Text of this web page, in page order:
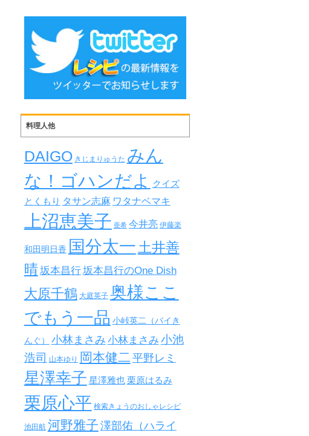
料理人他
DAIGO きじまりゅうた みん
な！ゴハンだよ
クイズ
とくもり タサン志麻 ワタナベマキ
上沼恵美子 亜希 今井亮 伊藤楽
和田明日香 国分太一土井善
晴坂本昌行坂本昌行のOne Dish
大原千鶴 大庭英子 奥様ここ
でもう一品 小峠英二（バイき
んぐ） 小林まさみ 小林まさみ 小池
浩司 山本ゆり 岡本健二 平野レミ
星澤幸子 星澤雅也 栗原はるみ
栗原心平 検索きょうのおしゃレシピ
池田航 河野雅子 澤部佑（ハライ